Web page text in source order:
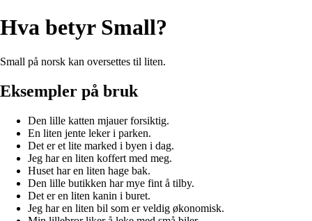
Hva betyr Small?
Small på norsk kan oversettes til liten.
Eksempler på bruk
Den lille katten mjauer forsiktig.
En liten jente leker i parken.
Det er et lite marked i byen i dag.
Jeg har en liten koffert med meg.
Huset har en liten hage bak.
Den lille butikken har mye fint å tilby.
Det er en liten kanin i buret.
Jeg har en liten bil som er veldig økonomisk.